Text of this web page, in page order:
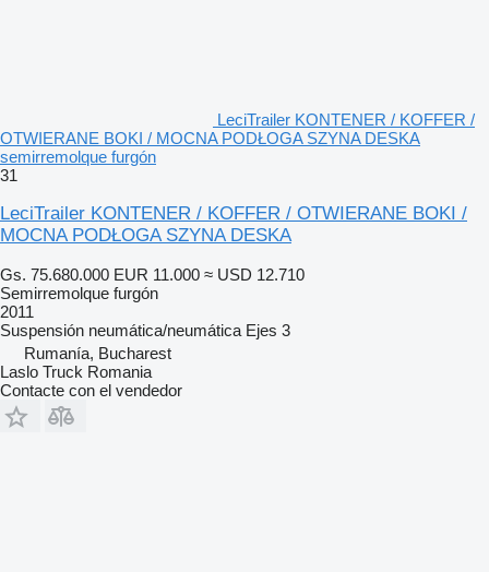
LeciTrailer KONTENER / KOFFER /
OTWIERANE BOKI / MOCNA PODŁOGA SZYNA DESKA
semirremolque furgón
31
LeciTrailer KONTENER / KOFFER / OTWIERANE BOKI /
MOCNA PODŁOGA SZYNA DESKA
Gs. 75.680.000 EUR 11.000 ≈ USD 12.710
Semirremolque furgón
2011
Suspensión neumática/neumática Ejes 3
Rumanía, Bucharest
Laslo Truck Romania
Contacte con el vendedor